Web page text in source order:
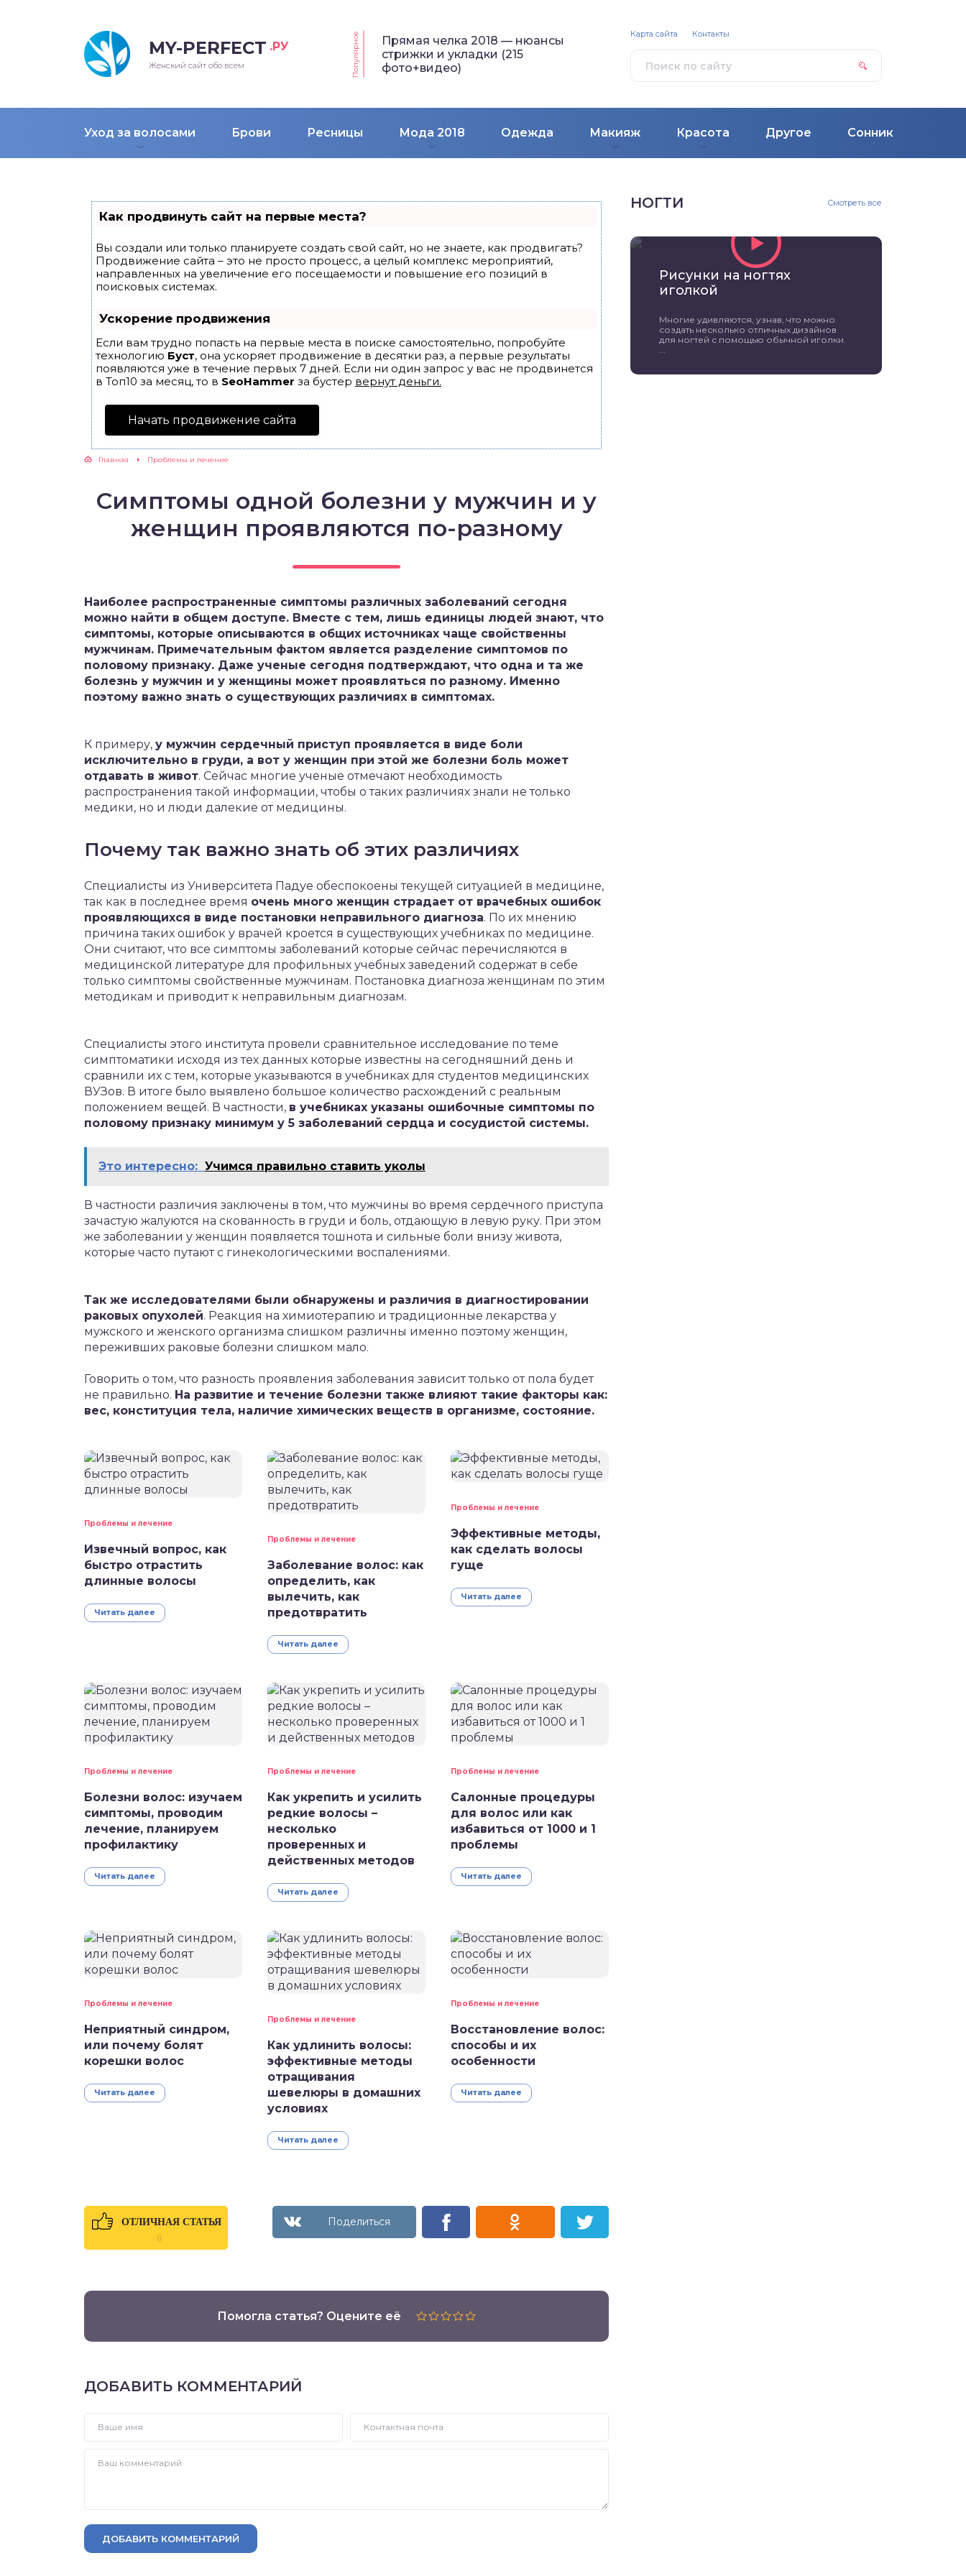
MY-PERFECT .РУ
Женский сайт обо всем Популярное
Прямая челка 2018 — нюансы
стрижки и укладки (215
фото+видео)
Уход за волосами Брови Ресницы Мода 2018 Одежда Макияж Красота Другое Сонник
Карта сайта Контакты
Как продвинуть сайт на первые места?
Вы создали или только планируете создать свой сайт, но не знаете, как продвигать?
Продвижение сайта – это не просто процесс, а целый комплекс мероприятий,
направленных на увеличение его посещаемости и повышение его позиций в
поисковых системах.
Ускорение продвижения
Если вам трудно попасть на первые места в поиске самостоятельно, попробуйте
технологию Буст, она ускоряет продвижение в десятки раз, а первые результаты
появляются уже в течение первых 7 дней. Если ни один запрос у вас не продвинется
в Топ10 за месяц, то в SeoHammer за бустер вернут деньги.
Начать продвижение сайта
Главная Проблемы и лечение
Симптомы одной болезни у мужчин и у
женщин проявляются по-разному
Наиболее распространенные симптомы различных заболеваний сегодня
можно найти в общем доступе. Вместе с тем, лишь единицы людей знают, что
симптомы, которые описываются в общих источниках чаще свойственны
мужчинам. Примечательным фактом является разделение симптомов по
половому признаку. Даже ученые сегодня подтверждают, что одна и та же
болезнь у мужчин и у женщины может проявляться по разному. Именно
поэтому важно знать о существующих различиях в симптомах.
К примеру, у мужчин сердечный приступ проявляется в виде боли
исключительно в груди, а вот у женщин при этой же болезни боль может
отдавать в живот. Сейчас многие ученые отмечают необходимость
распространения такой информации, чтобы о таких различиях знали не только
медики, но и люди далекие от медицины.
Почему так важно знать об этих различиях
Специалисты из Университета Падуе обеспокоены текущей ситуацией в медицине,
так как в последнее время очень много женщин страдает от врачебных ошибок
проявляющихся в виде постановки неправильного диагноза. По их мнению
причина таких ошибок у врачей кроется в существующих учебниках по медицине.
Они считают, что все симптомы заболеваний которые сейчас перечисляются в
медицинской литературе для профильных учебных заведений содержат в себе
только симптомы свойственные мужчинам. Постановка диагноза женщинам по этим
методикам и приводит к неправильным диагнозам.
Специалисты этого института провели сравнительное исследование по теме
симптоматики исходя из тех данных которые известны на сегодняшний день и
сравнили их с тем, которые указываются в учебниках для студентов медицинских
ВУЗов. В итоге было выявлено большое количество расхождений с реальным
положением вещей. В частности, в учебниках указаны ошибочные симптомы по
половому признаку минимум у 5 заболеваний сердца и сосудистой системы.
Это интересно: Учимся правильно ставить уколы
В частности различия заключены в том, что мужчины во время сердечного приступа
зачастую жалуются на скованность в груди и боль, отдающую в левую руку. При этом
же заболевании у женщин появляется тошнота и сильные боли внизу живота,
которые часто путают с гинекологическими воспалениями.
Так же исследователями были обнаружены и различия в диагностировании
раковых опухолей. Реакция на химиотерапию и традиционные лекарства у
мужского и женского организма слишком различны именно поэтому женщин,
переживших раковые болезни слишком мало.
Говорить о том, что разность проявления заболевания зависит только от пола будет
не правильно. На развитие и течение болезни также влияют такие факторы как:
вес, конституция тела, наличие химических веществ в организме, состояние.
Проблемы и лечение
Извечный вопрос, как
быстро отрастить
длинные волосы
Читать далее
Проблемы и лечение
Заболевание волос: как
определить, как
вылечить, как
предотвратить
Читать далее
Проблемы и лечение
Эффективные методы,
как сделать волосы
гуще
Читать далее
Проблемы и лечение
Болезни волос: изучаем
симптомы, проводим
лечение, планируем
профилактику
Читать далее
Проблемы и лечение
Как укрепить и усилить
редкие волосы –
несколько
проверенных и
действенных методов
Читать далее
Проблемы и лечение
Салонные процедуры
для волос или как
избавиться от 1000 и 1
проблемы
Читать далее
Проблемы и лечение
Неприятный синдром,
или почему болят
корешки волос
Читать далее
Проблемы и лечение
Как удлинить волосы:
эффективные методы
отращивания
шевелюры в домашних
условиях
Читать далее
Проблемы и лечение
Восстановление волос:
способы и их
особенности
Читать далее
ОТЛИЧНАЯ СТАТЬЯ
0
Помогла статья? Оцените её
ДОБАВИТЬ КОММЕНТАРИЙ
ДОБАВИТЬ КОММЕНТАРИЙ
НОГТИ Смотреть все
Рисунки на ногтях
иголкой
Многие удивляются, узнав, что можно
создать несколько отличных дизайнов
для ногтей с помощью обычной иголки.
...
прически 2018
стрижки 2018